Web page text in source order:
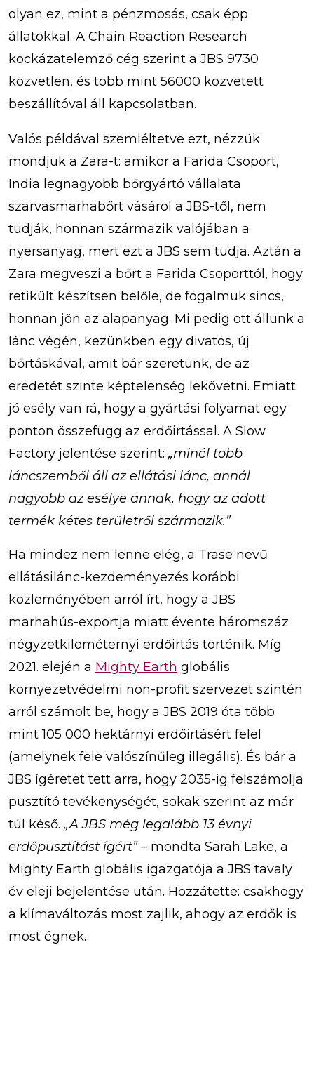
olyan ez, mint a pénzmosás, csak épp
állatokkal. A Chain Reaction Research
kockázatelemző cég szerint a JBS 9730
közvetlen, és több mint 56000 közvetett
beszállítóval áll kapcsolatban.
Valós példával szemléltetve ezt, nézzük
mondjuk a Zara-t: amikor a Farida Csoport,
India legnagyobb bőrgyártó vállalata
szarvasmarhabőrt vásárol a JBS-től, nem
tudják, honnan származik valójában a
nyersanyag, mert ezt a JBS sem tudja. Aztán a
Zara megveszi a bőrt a Farida Csoporttól, hogy
retikült készítsen belőle, de fogalmuk sincs,
honnan jön az alapanyag. Mi pedig ott állunk a
lánc végén, kezünkben egy divatos, új
bőrtáskával, amit bár szeretünk, de az
eredetét szinte képtelenség lekövetni. Emiatt
jó esély van rá, hogy a gyártási folyamat egy
ponton összefügg az erdőirtással. A Slow
Factory jelentése szerint: „minél több
láncszemből áll az ellátási lánc, annál
nagyobb az esélye annak, hogy az adott
termék kétes területről származik.”
Ha mindez nem lenne elég, a Trase nevű
ellátásilánc-kezdeményezés korábbi
közleményében arról írt, hogy a JBS
marhahús-exportja miatt évente háromszáz
négyzetkilométernyi erdőirtás történik. Míg
2021. elején a Mighty Earth globális
környezetvédelmi non-profit szervezet szintén
arról számolt be, hogy a JBS 2019 óta több
mint 105 000 hektárnyi erdőirtásért felel
(amelynek fele valószínűleg illegális). És bár a
JBS ígéretet tett arra, hogy 2035-ig felszámolja
pusztító tevékenységét, sokak szerint az már
túl késő. „A JBS még legalább 13 évnyi
erdőpusztítást ígért”– mondta Sarah Lake, a
Mighty Earth globális igazgatója a JBS tavaly
év eleji bejelentése után. Hozzátette: csakhogy
a klímaváltozás most zajlik, ahogy az erdők is
most égnek.